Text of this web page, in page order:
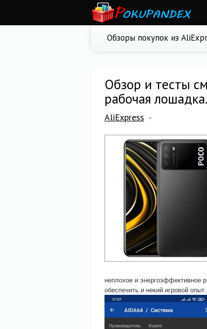
Обзоры покупок из
Обзор и тесты
рабочая
AliExpress
неплохое и энергоэффективное
обеспечить и некий игровой опыт.